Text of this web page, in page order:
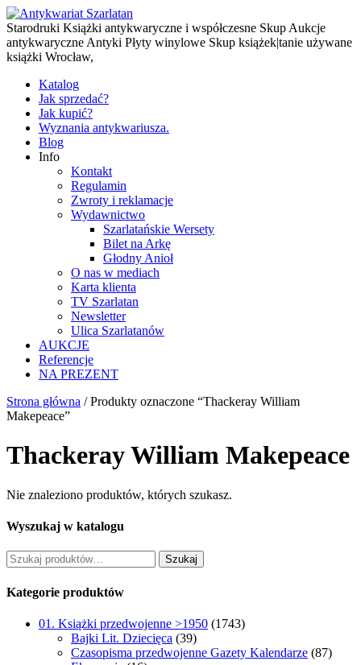
Starodruki Książki antykwaryczne i współczesne Skup Aukcje
antykwaryczne Antyki Płyty winylowe Skup książek|tanie używane
książki Wrocław,
Katalog
Jak sprzedać?
Jak kupić?
Wyznania antykwariusza.
Blog
Info
Kontakt
Regulamin
Zwroty i reklamacje
Wydawnictwo
Szarlatańskie Wersety
Bilet na Arkę
Głodny Anioł
O nas w mediach
Karta klienta
TV Szarlatan
Newsletter
Ulica Szarlatanów
AUKCJE
Referencje
NA PREZENT
Strona główna / Produkty oznaczone “Thackeray William
Makepeace”
Thackeray William Makepeace
Nie znaleziono produktów, których szukasz.
Wyszukaj w katalogu
Szukaj: Szukaj
Kategorie produktów
01. Książki przedwojenne >1950 (1743)
Bajki Lit. Dziecięca (39)
Czasopisma przedwojenne Gazety Kalendarze (87)